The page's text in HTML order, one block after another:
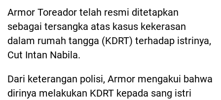
Armor Toreador telah resmi ditetapkan
sebagai tersangka atas kasus kekerasan
dalam rumah tangga (KDRT) terhadap istrinya,
Cut Intan Nabila.
Dari keterangan polisi, Armor mengakui bahwa
dirinya melakukan KDRT kepada sang istri